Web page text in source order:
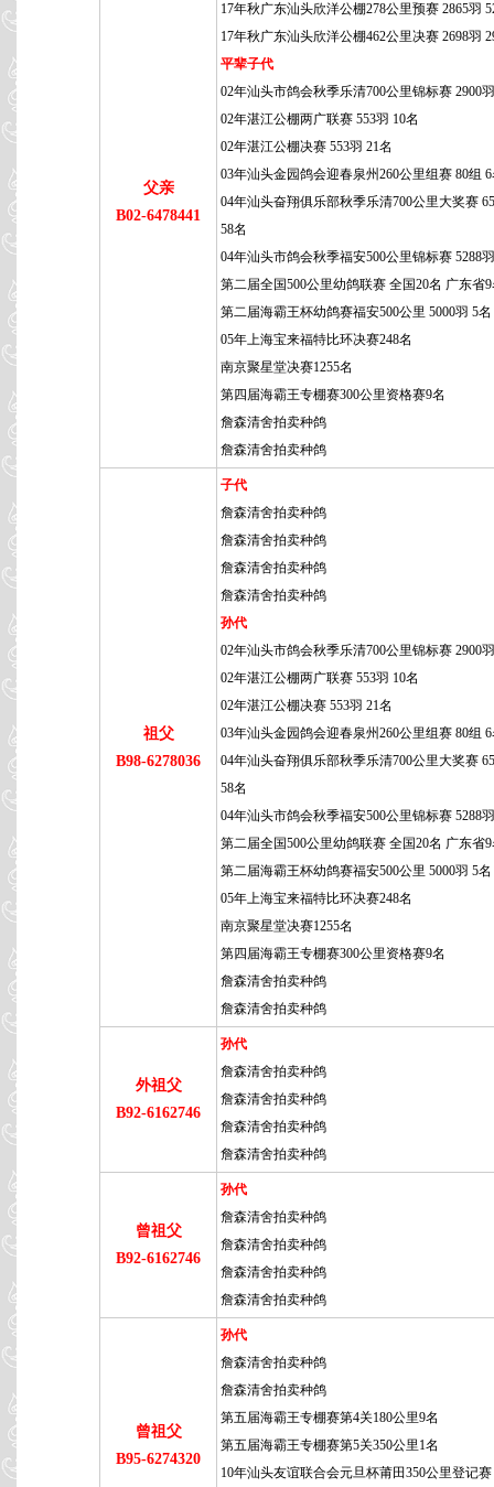
父亲
B02-6478441
17年秋广东汕头欣洋公棚278公里预赛 2865羽
17年秋广东汕头欣洋公棚462公里决赛 2698羽
平辈子代
02年汕头市鸽会秋季乐清700公里锦标赛 2900
02年湛江公棚两广联赛 553羽 10名
02年湛江公棚决赛 553羽 21名
03年汕头金园鸽会迎春泉州260公里组赛 80组
04年汕头奋翔俱乐部秋季乐清700公里大奖赛
58名
04年汕头市鸽会秋季福安500公里锦标赛 5288
第二届全国500公里幼鸽联赛 全国20名 广东省
第二届海霸王杯幼鸽赛福安500公里 5000羽 5名
05年上海宝来福特比环决赛248名
南京聚星堂决赛1255名
第四届海霸王专棚赛300公里资格赛9名
詹森清舍拍卖种鸽
詹森清舍拍卖种鸽
祖父
B98-6278036
子代
詹森清舍拍卖种鸽
詹森清舍拍卖种鸽
詹森清舍拍卖种鸽
詹森清舍拍卖种鸽
孙代
02年汕头市鸽会秋季乐清700公里锦标赛 2900
02年湛江公棚两广联赛 553羽 10名
02年湛江公棚决赛 553羽 21名
03年汕头金园鸽会迎春泉州260公里组赛 80组
04年汕头奋翔俱乐部秋季乐清700公里大奖赛
58名
04年汕头市鸽会秋季福安500公里锦标赛 5288
第二届全国500公里幼鸽联赛 全国20名 广东省
第二届海霸王杯幼鸽赛福安500公里 5000羽 5名
05年上海宝来福特比环决赛248名
南京聚星堂决赛1255名
第四届海霸王专棚赛300公里资格赛9名
詹森清舍拍卖种鸽
詹森清舍拍卖种鸽
外祖父
B92-6162746
孙代
詹森清舍拍卖种鸽
詹森清舍拍卖种鸽
詹森清舍拍卖种鸽
詹森清舍拍卖种鸽
曾祖父
B92-6162746
孙代
詹森清舍拍卖种鸽
詹森清舍拍卖种鸽
詹森清舍拍卖种鸽
詹森清舍拍卖种鸽
曾祖父
B95-6274320
孙代
詹森清舍拍卖种鸽
詹森清舍拍卖种鸽
第五届海霸王专棚赛第4关180公里9名
第五届海霸王专棚赛第5关350公里1名
10年汕头友谊联合会元旦杯莆田350公里登记赛